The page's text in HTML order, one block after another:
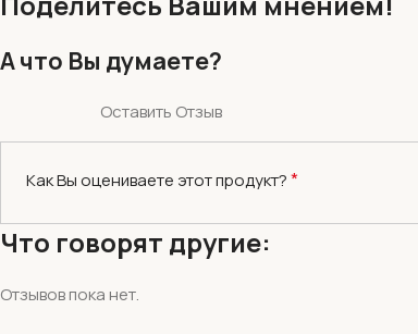
А что Вы думаете?
Оставить Отзыв
Как Вы оцениваете этот продукт?*
Что говорят другие:
Отзывов пока нет.